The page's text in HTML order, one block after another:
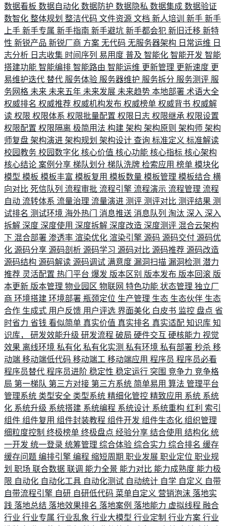
数据看板 数据自动化 数据防护 数据隐私 数据集成 数据验证
数智化 整体规划 整洁代码 文件资源 文档 新人培训 新手 新手
上手 新手专属 新手指南 新手避坑 新手都会犯 新旧迁移 新特
性 新锐产品 新锐厂商 方案 无代码 无服务器架构 日常运维 日
志分析 日志收集 时间序列 易用度 普及 智能化 智能开发 智能
搭建功能 智能编排 智能路由 智能运维 更新管理 更新速度 更
易维护迭代 替代 服务体验 服务器维护 服务拆分 服务测评 服
务网格 未来 未来五年 未来发展 未来趋势 本地部署 术语大全
权威排名 权威推荐 权威机构发布 权威榜单 权威背书 权威解
读 权限 权限体系 权限批量配置 权限日志 权限继承 权限设置
权限配置 权限隔离 极简用法 构建 架构 架构原则 架构师 架构
师复盘 架构演进 架构规划 架构设计 查询 标准定义 标准解读
校园教务 校园数字化 核心价值 核心功能 核心指标 核心架构
核心结论 案例分享 梯队划分 梯队洗牌 检索应用 榜单 模块化
模型 模板 模板丰富 模板复用 模板数量 模板管理 模板结合 横
向对比 死信队列 流程审批 流程引擎 流程演示 流程管理 流程
自动 流转体系 流量治理 流量演进 测评 测评对比 测评结果 测
试排名 测试环境 海外热门 消息推送 消息队列 淘汰 深入 深入
拆解 深度 深度使用 深度拆解 深度改造 深度测评 混合云架构
下 混合部署 渗透率 渲染优化 渲染引擎 源码 源码交付 源码优
化 源码分享 源码剖析 源码学习 源码对比 源码推荐 源码改造
源码结构 源码解读 源码调试 满意度 漏洞扫描 漏洞检测 潜力
推荐 灵活配置 热门平台 爆发 版本区别 版本发布 版本回滚 版
本更新 版本管理 物业园区 物联网 特色功能 状态管理 独立厂
商 环境搭建 环境部署 瓶颈定位 生产管理 生态 生态伙伴 生态
合作 生成式 用户反馈 用户评选 界面美化 白皮书 监控 盘点 省
时省力 省钱 看似简单 真实价值 真实排名 真实适配 知识库 知
识库， 研发效能升级 研发流程 破局 硬件交互 硬核能力 视觉
效果 离线环境 私有化 私有化实测 私有环境 私有部署 秒杀 移
动端 移动端低代码 移动端工 移动端应用 程序员 程序员必看
程序员替代 程序员进阶 稳定性 稳定运行 突围 竞争力 竞争格
局 第一梯队 第三方对接 第三方系统 简单易用 算法 管理平台
管理系统 类型安全 类型系统 精细化管控 精致应用 系统 系统
化 系统升级 系统搭建 系统编程 系统设计 系统重构 红利 索引
组件 组件复用 组件封装教程 组件开发 组件生态化 组织管理
细粒度控制 终极榜单 终极盘点 经验分享 结合使用 结构化 统
一开发 统一登录 统筹管理 综合体验 综合实力 综合排名 缓存
缓存问题 编排引擎 编程 缩短周期 职业发展 职业定位 职业规
划 职场 联合数据 联调 能力全景 能力对比 能力成熟度 能力极
限 自动化 自动化工具 自动化测试 自动统计 自学 自定义 自带
自带流程引擎 自研 自研低代码 菜单自定义 营销泡沫 落地实
践 落地总结 落地效果排名 落地案例 落地能力 虚拟线程 融合
行业 行业专属 行业乱象 行业大模型 行业定制 行业方案 行业